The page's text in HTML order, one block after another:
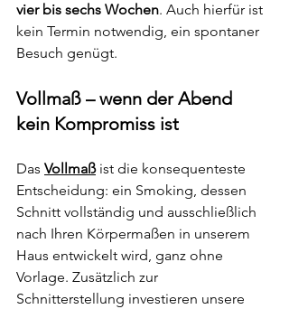
vier bis sechs Wochen. Auch hierfür ist
kein Termin notwendig, ein spontaner
Besuch genügt.
Vollmaß – wenn der Abend
kein Kompromiss ist
Das Vollmaß ist die konsequenteste
Entscheidung: ein Smoking, dessen
Schnitt vollständig und ausschließlich
nach Ihren Körpermaßen in unserem
Haus entwickelt wird, ganz ohne
Vorlage. Zusätzlich zur
Schnitterstellung investieren unsere